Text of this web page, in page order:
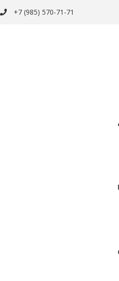
+7 (985) 570-71-71